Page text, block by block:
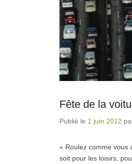
Fête de la
Publié le 1 juin 2012
« Roulez comme vous
soit pour les loisirs,